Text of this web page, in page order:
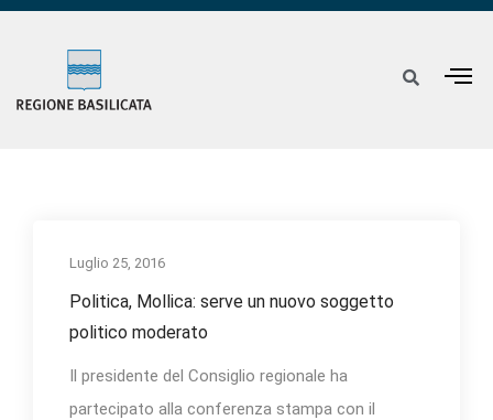
Luglio 25, 2016
Politica, Mollica: serve un nuovo soggetto
politico moderato
Il presidente del Consiglio regionale ha
partecipato alla conferenza stampa con il